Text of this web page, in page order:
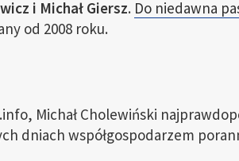
i Michał Giersz. Do niedawna
od 2008 roku.
Michał Cholewiński
dniach współgospodarzem